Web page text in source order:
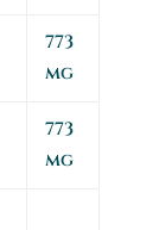
773
mg
773
mg